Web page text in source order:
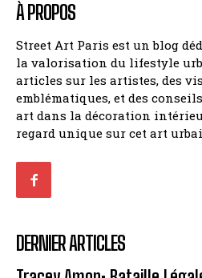
À PROPOS
Street Art Paris est un blog
la valorisation du lifestyle
articles sur les artistes, des
emblématiques, et des
art dans la décoration
regard unique sur cet art
DERNIER ARTICLES